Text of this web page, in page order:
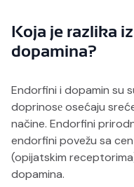
Koja je razlika
dopamina?
Endorfini i dopamin su
doprinosе osećaju
načine. Endorfini
endorfini povežu sa
(opijatskim
dopamina.